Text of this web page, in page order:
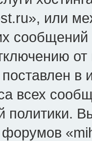
или
в
всех
политики.